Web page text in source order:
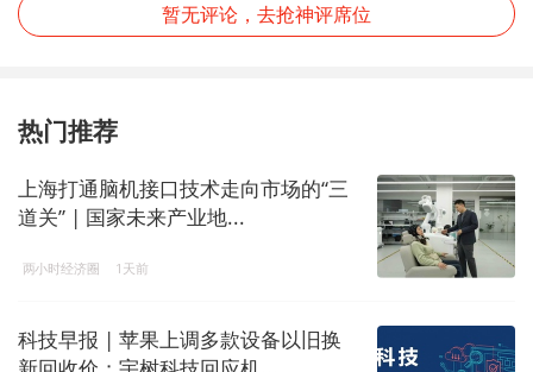
暂无评论，去抢神评席位
热门推荐
上海打通脑机接口技术走向市场的“三
道关” | 国家未来产业地...
两小时经济圈 1天前
科技早报 | 苹果上调多款设备以旧换